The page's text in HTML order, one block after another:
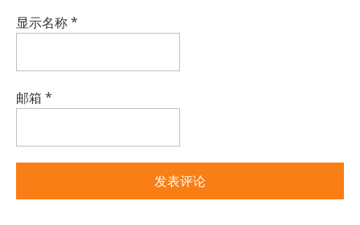
显示名称*
邮箱 *